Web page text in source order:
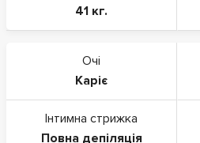
41 кг.
Очі
Каріє
Інтимна стрижка
Повна депіляція